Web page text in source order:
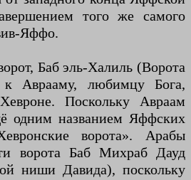
того же самого
Яффо.
Баб эль-Халиль (Ворота
к Аврааму, любимцу Бога,
Поскольку Авраам
одним названием Яффских
ворота». Арабы
ворота Баб Михраб Дауд
ниши Давида), поскольку